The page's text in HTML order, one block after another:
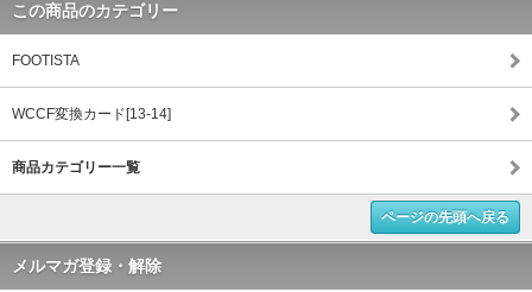
この商品のカテゴリー
FOOTISTA
WCCF変換カード[13-14]
商品カテゴリー一覧
ページの先頭へ戻る
メルマガ登録・解除